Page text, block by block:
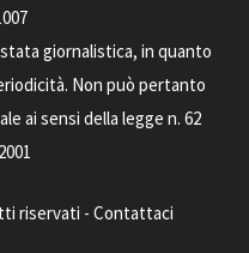
giornalistica, in quanto
Non può pertanto
ai sensi della legge n. 62
riservati - Contattaci